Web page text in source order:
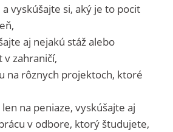
vyskúšajte si, aký je to pocit
aj nejakú stáž alebo
zahraničí,
na rôznych projektoch, ktoré
na peniaze, vyskúšajte aj
v odbore, ktorý študujete,